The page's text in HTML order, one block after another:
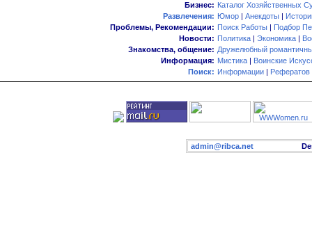
Бизнес: Каталог Хозяйственных
Развлечения: Юмор | Анекдоты |
Проблемы, Рекомендации: Поиск Работы | Подбор
Новости: Политика | Экономика |
Знакомства, общение: Дружелюбный
Информация: Мистика | Воинские
Поиск: Информации | Рефератов
admin@ribca.net